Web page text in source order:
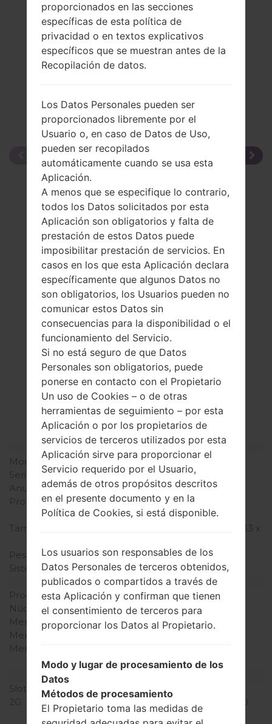
Comparar
La especificación
LGA165A(LGA165A)
Modelo y sus características
Modelo
LGA165A
Serie
LG Others
Anunciado
2011
Profundidad
14.1 milímetros (0.56
pulgadas)
Tamaño (dimensiones)
110 x 47.5 milímetros (4.33 x
Peso
81 gramos (2.86 onzas)
Sistema de operación
-
Hardware
Procesador
-
Núcleos de UCP
-
Memoria RAM
-
Memoria interna
Memoria externa
(ranura dedicada)
Slot de tarjeta
2 Mini-SIM
2G
GSM 850/900/1800/1900
MHz
proporcionados en las secciones
específicas de esta política de
privacidad o en textos explicativos
específicos que se muestran antes de la
Recopilación de datos.
Los Datos Personales pueden ser
proporcionados libremente por el
Usuario o, en caso de Datos de Uso,
pueden ser recopilados
automáticamente cuando se usa esta
Aplicación.
A menos que se especifique lo contrario,
todos los Datos solicitados por esta
Aplicación son obligatorios y falta de
prestación de estos Datos puede
imposibilitar prestación de servicios. En
casos en los que esta Aplicación declara
específicamente que algunos Datos no
son obligatorios, los Usuarios pueden no
comunicar estos Datos sin
consecuencias para la disponibilidad o el
funcionamiento del Servicio.
Si no está seguro de que Datos
Personales son obligatorios, puede
ponerse en contacto con el Propietario
Un uso de Cookies – o de otras
herramientas de seguimiento – por esta
Aplicación o por los propietarios de
servicios de terceros utilizados por esta
Aplicación sirve para proporcionar el
Servicio requerido por el Usuario,
además de otros propósitos descritos
en el presente documento y en la
Política de Cookies, si está disponible.
Los usuarios son responsables de los
Datos Personales de terceros obtenidos,
publicados o compartidos a través de
esta Aplicación y confirman que tienen
el consentimiento de terceros para
proporcionar los Datos al Propietario.
Modo y lugar de procesamiento de los
Datos
Métodos de procesamiento
El Propietario toma las medidas de